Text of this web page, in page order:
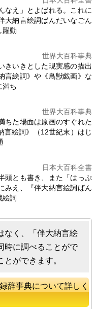
なえ」とよばれる。これに
大納言絵詞ばんだいなごん
躍動
世界大百科事典
きいきとした現実感の描出
言絵詞》や《鳥獣戯画》な
満ち
世界大百科事典
ちた場面は原画のすぐれた
言絵詞》（12世紀末）はじ
日本大百科全書
頭とも書き、また「はっぷ
みえ、『伴大納言絵詞ばん
絵詞
なく、「伴大納言絵
時に調べることがで
ができます。
辞事典について詳しく